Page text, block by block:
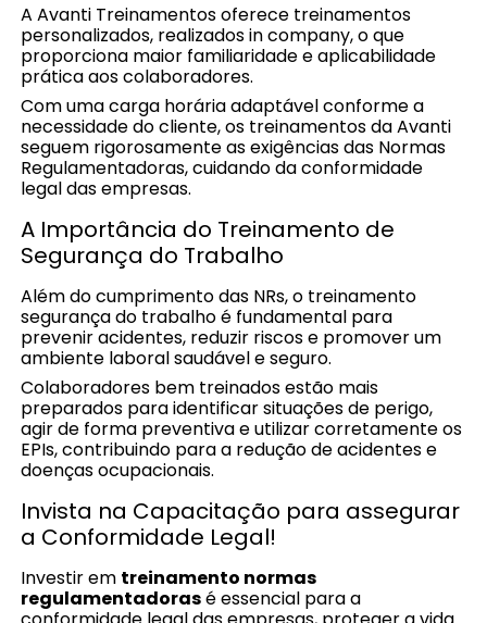
A Avanti Treinamentos oferece treinamentos
personalizados, realizados in company, o que
proporciona maior familiaridade e aplicabilidade
prática aos colaboradores.
Com uma carga horária adaptável conforme a
necessidade do cliente, os treinamentos da Avanti
seguem rigorosamente as exigências das Normas
Regulamentadoras, cuidando da conformidade
legal das empresas.
A Importância do Treinamento de
Segurança do Trabalho
Além do cumprimento das NRs, o treinamento
segurança do trabalho é fundamental para
prevenir acidentes, reduzir riscos e promover um
ambiente laboral saudável e seguro.
Colaboradores bem treinados estão mais
preparados para identificar situações de perigo,
agir de forma preventiva e utilizar corretamente os
EPIs, contribuindo para a redução de acidentes e
doenças ocupacionais.
Invista na Capacitação para assegurar
a Conformidade Legal!
Investir em treinamento normas
regulamentadorasé essencial para a